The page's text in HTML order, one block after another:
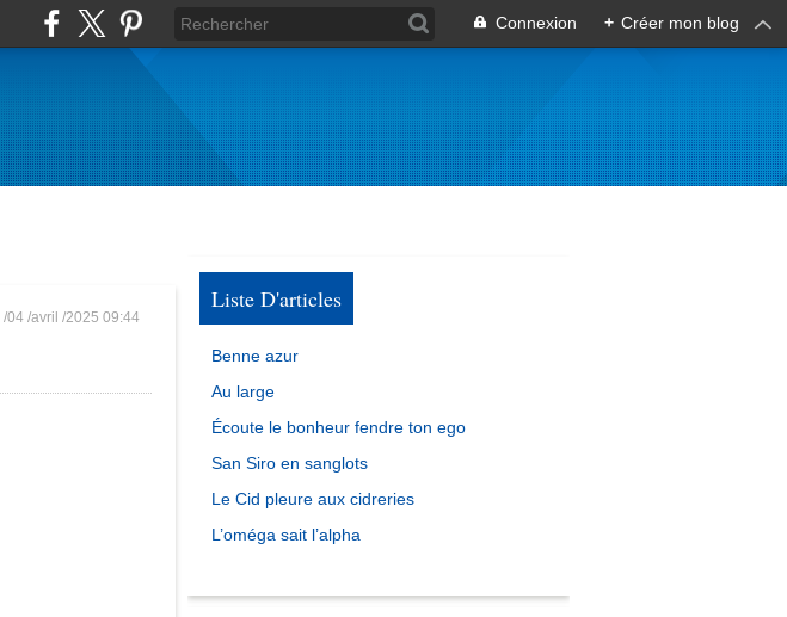
Connexion + Créer mon blog
/04 /avril /2025 09:44
Liste D'articles
Benne azur
Au large
Écoute le bonheur fendre ton ego
San Siro en sanglots
Le Cid pleure aux cidreries
L’oméga sait l’alpha